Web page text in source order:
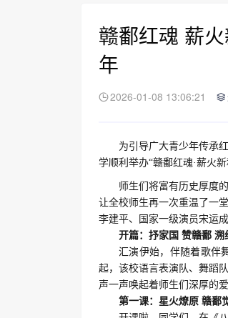
赣鄱红魂 薪
年
2026-01-08 13:06:21
为引导广大青少年传承
学顺利 举办“赣鄱红魂·薪火
师生们将富有历史厚度的
让全校师生再一次重温了一
李建平、国家一级演员宋运成
开篇： 抒家国 赞赣鄱 溯
汇演伊始，伴随着歌伴
起，该校语言表演队 、舞蹈队
声一声唤起着师生们深厚的
第一课： 星火燎原 赣鄱